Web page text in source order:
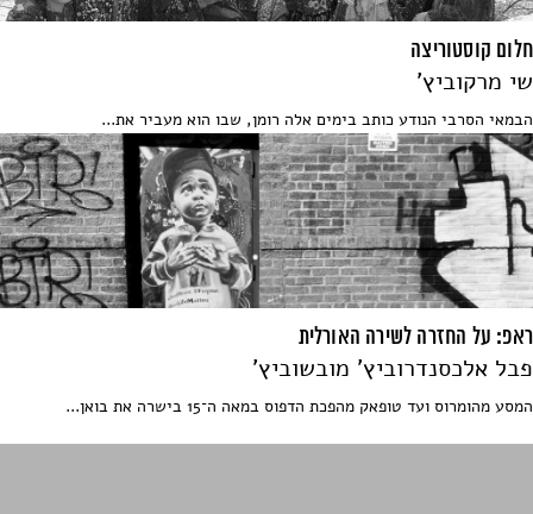
חלום קוסטוריצה
שי מרקוביץ'
הבמאי הסרבי הנודע כותב בימים אלה רומן, שבו הוא מעביר את...
ראפ: על החזרה לשירה האורלית
פבל אלכסנדרוביץ' מובשוביץ'
המסע מהומרוס ועד טופאק מהפכת הדפוס במאה ה־15 בישרה את בואן...